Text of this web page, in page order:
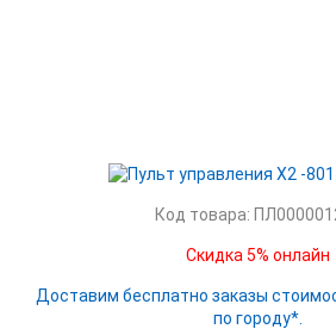
Код товара:
Скидка 5% онлайн
Доставим бесплатно заказы
по городу*.